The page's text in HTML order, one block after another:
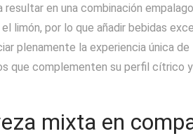
en una combinación
limón, por lo que añadir bebidas
plenamente la experiencia única
que complementen su perfil cítrico
mixta en